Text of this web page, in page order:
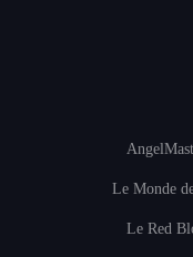
Le Monde
Le Red